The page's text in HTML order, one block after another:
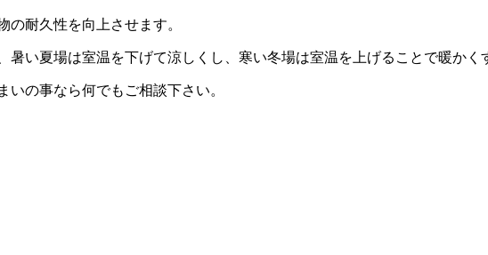
耐久性を向上させます。
暑い夏場は室温を下げて涼しくし、寒い冬場は室温を上げることで暖かく
の事なら何でもご相談下さい。